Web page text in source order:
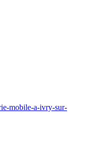
mobile-a-ivry-sur-